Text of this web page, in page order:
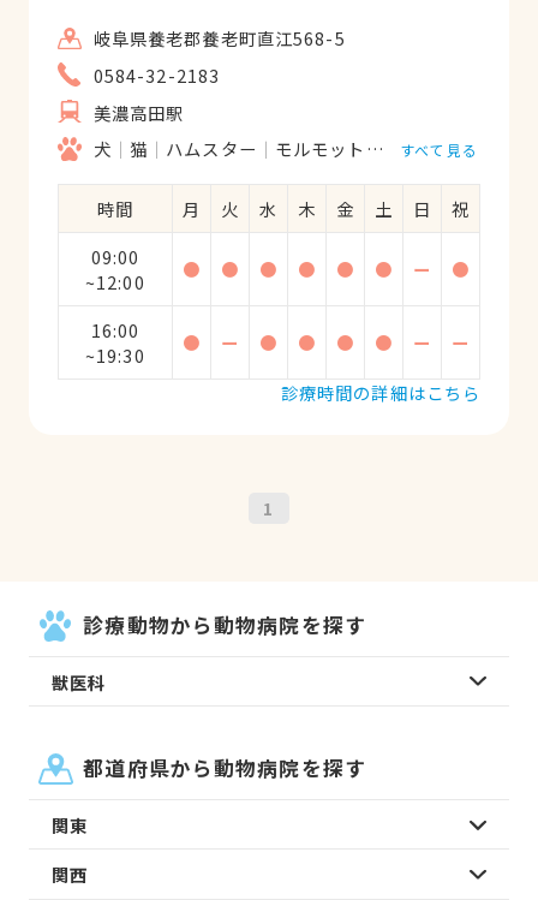
岐阜県養老郡養老町直江568-5
0584-32-2183
美濃高田駅
犬
猫 ハムスター モルモット うさぎ 鳥類
すべて見る
時間 月 火 水 木 金 土 日
祝
09:00
~12:00
● ● ● ● ● ● ー ●
16:00
~19:30
● ー ● ● ● ● ー
ー
診療時間の詳細はこちら
1
診療動物から動物病院を探す
獣医科
都道府県から動物病院を探す
関東
関西